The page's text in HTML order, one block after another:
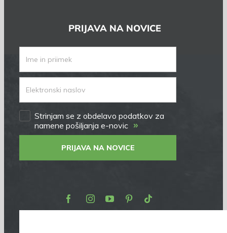
PRIJAVA NA NOVICE
Strinjam se z obdelavo podatkov za
namene pošiljanja e-novic »
PRIJAVA NA NOVICE
FacebookInstagram
YoutubePinterest